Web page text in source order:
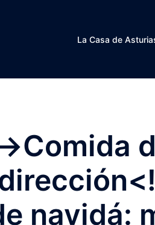
La Casa de
navidá: